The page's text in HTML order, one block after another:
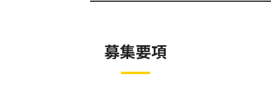
募集要項